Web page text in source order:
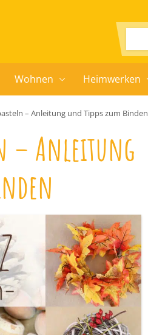
Wohnen Heimwerken
– Anleitung und Tipps zum Binden
– Anleitung